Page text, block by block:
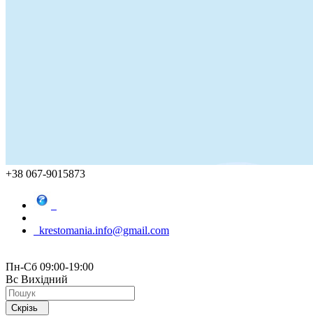
+38 067-9015873
krestomania.info@gmail.com
Пн-Сб 09:00-19:00
Вс Вихідний
Скрізь